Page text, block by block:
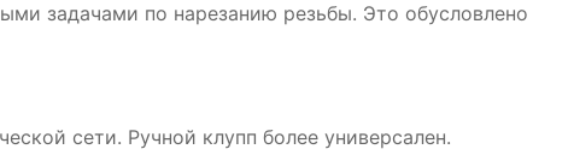
задачами по нарезанию резьбы. Это обусловлено
сети. Ручной клупп более универсален.